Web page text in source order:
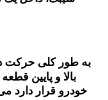
به طور کلی حرکت
بالا و پایین
خودرو قرار دارد